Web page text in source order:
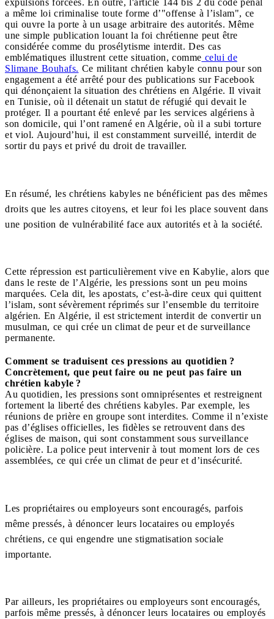
a même loi criminalise toute forme d’"offense à l’islam", ce
qui ouvre la porte à un usage arbitraire des autorités. Même
une simple publication louant la foi chrétienne peut être
considérée comme du prosélytisme interdit. Des cas
emblématiques illustrent cette situation, comme celui de
Slimane Bouhafs. Ce militant chrétien kabyle connu pour son
engagement a été arrêté pour des publications sur Facebook
qui dénonçaient la situation des chrétiens en Algérie. Il vivait
en Tunisie, où il détenait un statut de réfugié qui devait le
protéger. Il a pourtant été enlevé par les services algériens à
son domicile, qui l’ont ramené en Algérie, où il a subi torture
et viol. Aujourd’hui, il est constamment surveillé, interdit de
sortir du pays et privé du droit de travailler.
En résumé, les chrétiens kabyles ne bénéficient pas des mêmes
droits que les autres citoyens, et leur foi les place souvent dans
une position de vulnérabilité face aux autorités et à la société.
Cette répression est particulièrement vive en Kabylie, alors que
dans le reste de l’Algérie, les pressions sont un peu moins
marquées. Cela dit, les apostats, c’est-à-dire ceux qui quittent
l’islam, sont sévèrement réprimés sur l’ensemble du territoire
algérien. En Algérie, il est strictement interdit de convertir un
musulman, ce qui crée un climat de peur et de surveillance
permanente.
Comment se traduisent ces pressions au quotidien ?
Concrètement, que peut faire ou ne peut pas faire un
chrétien kabyle ?
Au quotidien, les pressions sont omniprésentes et restreignent
fortement la liberté des chrétiens kabyles. Par exemple, les
réunions de prière en groupe sont interdites. Comme il n’existe
pas d’églises officielles, les fidèles se retrouvent dans des
églises de maison, qui sont constamment sous surveillance
policière. La police peut intervenir à tout moment lors de ces
assemblées, ce qui crée un climat de peur et d’insécurité.
Les propriétaires ou employeurs sont encouragés, parfois
même pressés, à dénoncer leurs locataires ou employés
chrétiens, ce qui engendre une stigmatisation sociale
importante.
Par ailleurs, les propriétaires ou employeurs sont encouragés,
parfois même pressés, à dénoncer leurs locataires ou employés